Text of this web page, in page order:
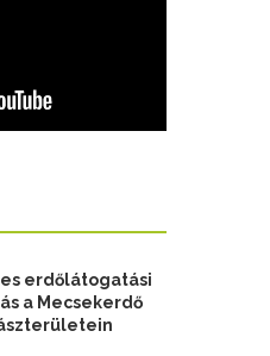
erdőlátogatási
a Mecsekerdő